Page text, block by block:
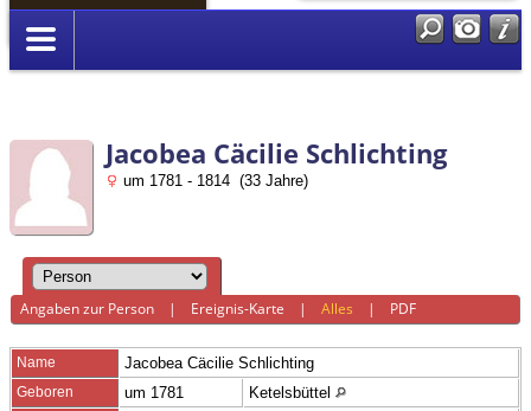
Anmelden
Jacobea Cäcilie Schlichting
um 1781 - 1814 (33 Jahre)
Angaben zur Person | Ereignis-Karte |Alles | PDF
Name Jacobea Cäcilie Schlichting
Geboren um 1781 Ketelsbüttel